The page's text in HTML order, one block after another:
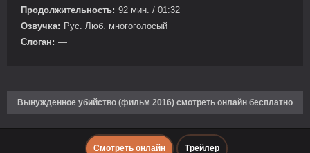
Продолжительность: 92 мин. / 01:32
Озвучка: Рус. Люб. многоголосый
Слоган: —
Вынужденное убийство (фильм 2016) смотреть онлайн бесплатно
Смотреть онлайн Трейлер